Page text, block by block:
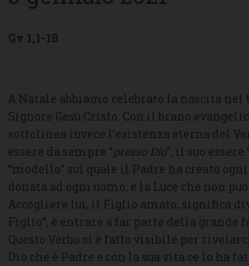
Gv 1,1-18
A Natale abbiamo celebrato la nascita nel
Signore Gesù Cristo. Con il brano
sottolinea invece l’esistenza eterna del
essere da sempre “presso Dio”, il suo essere “
“modello” sul quale il Padre ha creato ogni
donata ad ogni uomo, è la Luce che non
Accogliere lui, il Figlio amato, significa
Figlio”, è entrare a far parte della grande
Questo Verbo si è fatto visibile per
Dio che è Padre e con la sua vita ce lo ha